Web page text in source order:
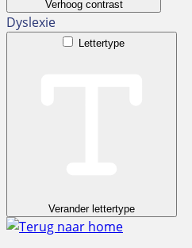
Verhoog contrast
Dyslexie
Lettertype
Verander lettertype